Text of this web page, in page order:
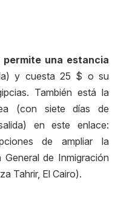
permite una estancia
y cuesta 25 $ o su
También está la
(con siete días de
en este enlace:
de ampliar la
de Inmigración
Tahrir, El Cairo).